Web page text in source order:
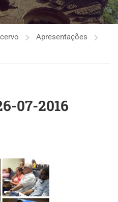
Apresentações
07-2016